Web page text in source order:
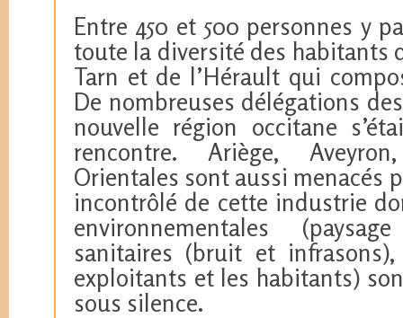
Entre 450 et 500 personnes y
toute la diversité des habitants
Tarn et de l’Hérault qui
De nombreuses délégations
nouvelle région occitane
rencontre. Ariège,
Orientales sont aussi menacés
incontrôlé de cette industrie
environnementales
sanitaires (bruit et
exploitants et les habitants)
sous silence.